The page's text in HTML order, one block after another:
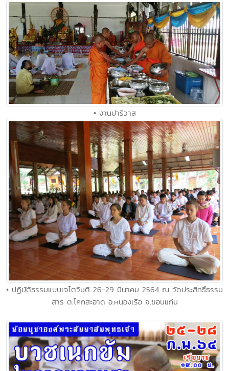
• งานปาริวาส
• ปฏิบัติธรรมแบบเจโตวิมุติ 26-29 มีนาคม 2564 ณ วัดประสิทธิ์ธรรม
สาร ต.โคกสะอาด อ.หนองเรือ จ.ขอนแก่น